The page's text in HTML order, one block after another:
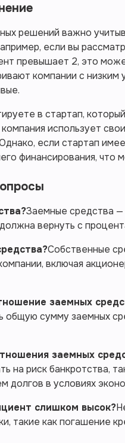
решений важно
если вы
превышает 2, это
компании с низким
в стартап,
использует
если стартап
финансирования, что
Заемные средства —
вернуть с
Собственные
включая
заемных
общую сумму заемных
заемных
на риск банкротства,
долгов в условиях
слишком высок?
такие как погашение